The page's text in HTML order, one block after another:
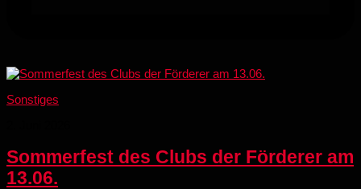
Sonstiges
Sommerfest des Clubs der Förderer am
13.06.